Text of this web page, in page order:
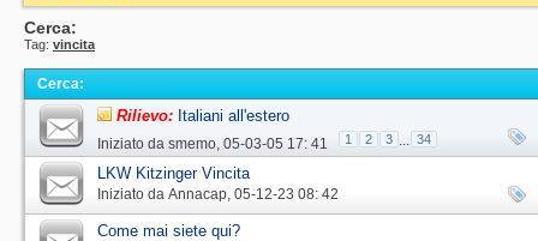
Cerca:
Tag: vincita
Cerca:
Rilievo: Italiani all'estero
Iniziato da smemo‎, 05-03-05 17: 41 1 2 3 ... 34
LKW Kitzinger Vincita
Iniziato da Annacap‎, 05-12-23 08: 42
Come mai siete qui?